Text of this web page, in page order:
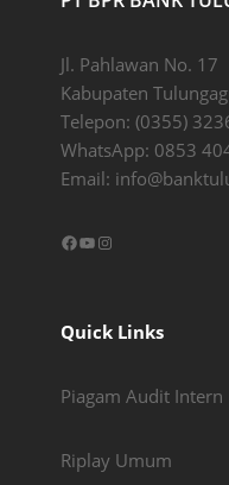
Jl. Pahlawan No. 17
Kabupaten
Telepon: (0355)
WhatsApp: 0853
Email:
Facebook
YouTube
Instagram
Quick Links
Piagam Audit Intern
Riplay Umum